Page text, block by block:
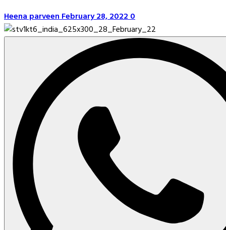
Heena parveenFebruary 28, 20220